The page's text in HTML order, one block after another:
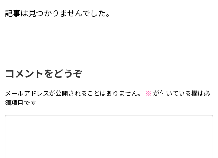
記事は見つかりませんでした。
コメントをどうぞ
メールアドレスが公開されることはありません。 ※ が付いている欄は必
須項目です